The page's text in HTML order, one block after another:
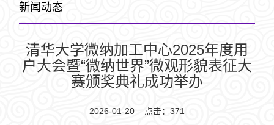
新闻动态
清华大学微纳加工中心2025年度用
户大会暨“微纳世界”微观形貌表征大
赛颁奖典礼成功举办
2026-01-20 点击： 371